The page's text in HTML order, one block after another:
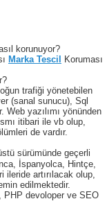
korunuyor?
Marka Tescil
Koruması
trafiği yönetebilen
(sanal sunucu), Sql
yazılımı yönünden
itibari ile vb olup,
de vardır.
sürümünde geçerli
İspanyolca, Hintçe,
ileride artırılacak olup,
edilmektedir.
PHP devoloper ve SEO